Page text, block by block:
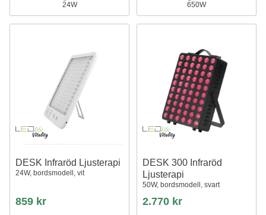
24W 650W
DESK Infraröd Ljusterapi
24W, bordsmodell, vit
859 kr
DESK 300 Infraröd
Ljusterapi
50W, bordsmodell, svart
2.770 kr